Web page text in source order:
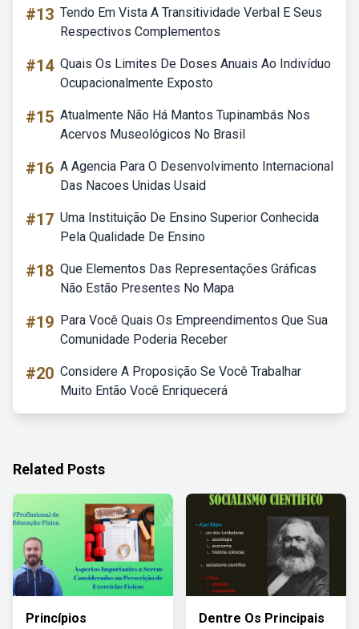
#13 Tendo Em Vista A Transitividade Verbal E Seus
Respectivos Complementos
#14 Quais Os Limites De Doses Anuais Ao Indivíduo
Ocupacionalmente Exposto
#15 Atualmente Não Há Mantos Tupinambás Nos
Acervos Museológicos No Brasil
#16 A Agencia Para O Desenvolvimento Internacional
Das Nacoes Unidas Usaid
#17 Uma Instituição De Ensino Superior Conhecida
Pela Qualidade De Ensino
#18 Que Elementos Das Representações Gráficas
Não Estão Presentes No Mapa
#19 Para Você Quais Os Empreendimentos Que Sua
Comunidade Poderia Receber
#20 Considere A Proposição Se Você Trabalhar
Muito Então Você Enriquecerá
Related Posts
Princípios
Dentre Os Principais